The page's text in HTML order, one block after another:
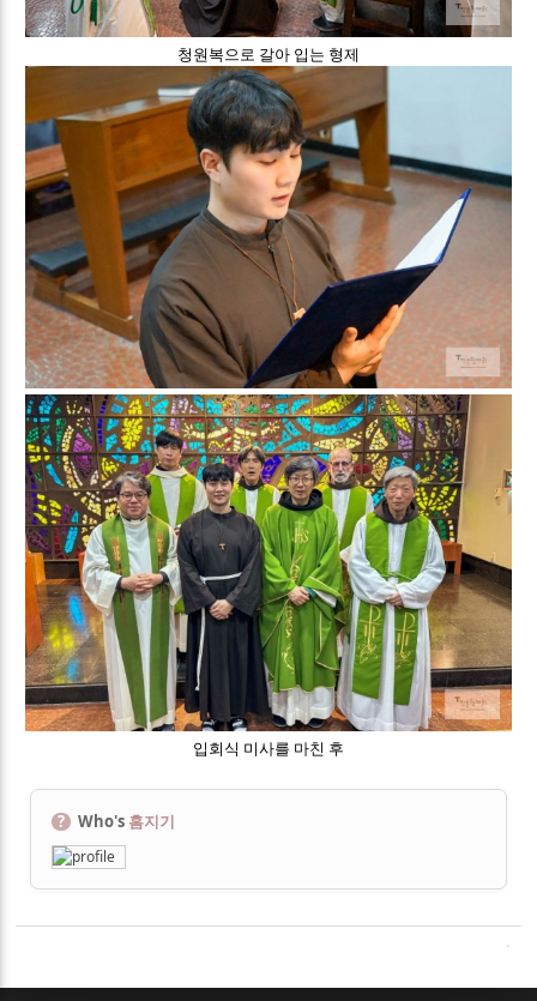
청원복으로 갈아 입는 형제
입회식 미사를 마친 후
? Who's 홈지기